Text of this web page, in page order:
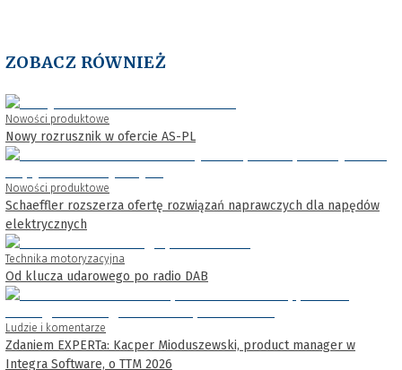
ZOBACZ RÓWNIEŻ
Nowości produktowe
Nowy rozrusznik w ofercie AS-PL
Nowości produktowe
Schaeffler rozszerza ofertę rozwiązań naprawczych dla napędów
elektrycznych
Technika motoryzacyjna
Od klucza udarowego po radio DAB
Ludzie i komentarze
Zdaniem EXPERTa: Kacper Mioduszewski, product manager w
Integra Software, o TTM 2026